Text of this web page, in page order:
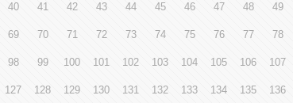
40 41 42 43 44 45 46 47 48 49
69 70 71 72 73 74 75 76 77 78
98 99 100 101 102 103 104 105 106 107
127 128 129 130 131 132 133 134 135 136